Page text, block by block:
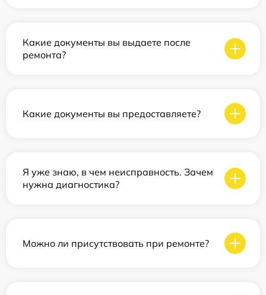
Какие документы вы выдаете после
ремонта?
Какие документы вы предоставляете?
Я уже знаю, в чем неисправность. Зачем
нужна диагностика?
Можно ли присутствовать при ремонте?